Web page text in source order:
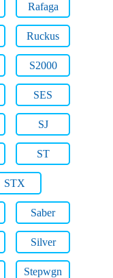
Rafaga
Ruckus
S2000
SES
SJ
ST
STX
Saber
Silver
Stepwgn